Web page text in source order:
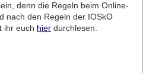
denn die Regeln beim Online-
nach den Regeln der IOSkO
ihr euch hier durchlesen.